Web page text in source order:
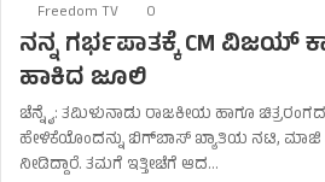
Freedom TV 0
ನನ್ನ ಗರ್ಭಪಾತಕ್ಕೆ CM ವಿಜಯ್
ಹಾಕಿದ ಜೂಲಿ
ಚೆನ್ನೈ: ತಮಿಳುನಾಡು ರಾಜಕೀಯ ಹಾಗೂ
ಹೇಳಿಕೆಯೊಂದನ್ನು ಬಿಗ್‌ಬಾಸ್ ಖ್ಯಾತಿಯ ನಟಿ,
ನೀಡಿದ್ದಾರೆ. ತಮಗೆ ಇತ್ತೀಚೆಗೆ ಆದ…